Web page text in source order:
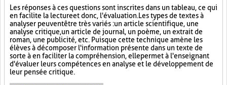
Les réponses à ces questions sont inscrites dans un tableau, ce qui
en facilite la lecture et donc, l'évaluation. Les types de textes à
analyser peuvent être très variés : un article scientifique, une
analyse critique, un article de journal, un poème, un extrait de
roman, une publicité, etc. Puisque cette technique amène les
élèves à décomposer l'information présente dans un texte de
sorte à en faciliter la compréhension, elle permet à l'enseignant
d'évaluer leurs compétences en analyse et le développement de
leur pensée critique.